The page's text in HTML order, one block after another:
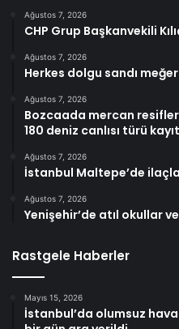
Ağustos 7, 2026
CHP Grup Başkanvekili
Ağustos 7, 2026
Herkes dolgu sandı
Ağustos 7, 2026
Bozcaada mercan
180 deniz canlısı türü
Ağustos 7, 2026
İstanbul Maltepe’de
Ağustos 7, 2026
Yenişehir’de atıl okullar
Rastgele Haberler
Mayıs 15, 2026
İstanbul’da olumsuz